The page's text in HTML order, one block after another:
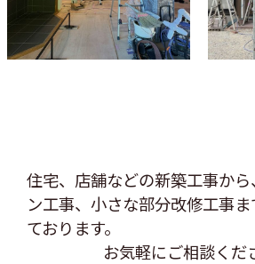
住宅、店舗などの新築工事か
ン工事、 小さな部分改修工事
ております。
お気軽にご相談くだ